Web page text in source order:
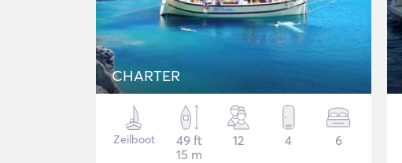
CHARTER
Zeilboot
49 ft
15 m
12 4 6